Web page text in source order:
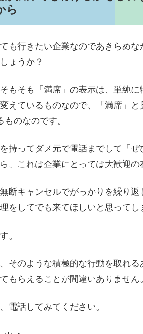
ら
も行きたい企業なのであきらめ
ょうか？
もそも「満席」の表示は、単純
えているものなので、「満席」
のなのです。
持ってダメ元で電話までして「
、これは企業にとっては大歓迎の
断キャンセルでがっかりを繰り
をしてでも来てほしいと思ってし
。
そのような積極的な行動を取れ
もらえることが間違いありません。
電話してみてください。